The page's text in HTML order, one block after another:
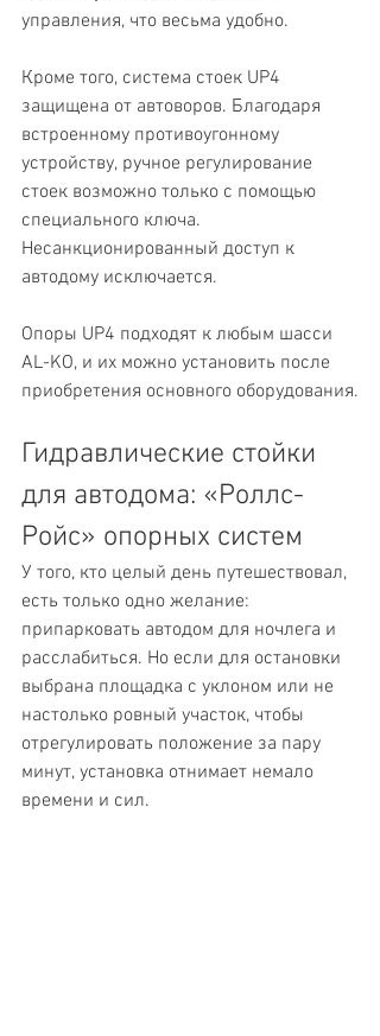
управления, что весьма удобно.
Кроме того, система стоек UP4
защищена от автоворов. Благодаря
встроенному противоугонному
устройству, ручное регулирование
стоек возможно только с помощью
специального ключа.
Несанкционированный доступ к
автодому исключается.
Опоры UP4 подходят к любым шасси
AL-KO, и их можно установить после
приобретения основного оборудования.
Гидравлические стойки
для автодома: «Роллс-
Ройс» опорных систем
У того, кто целый день путешествовал,
есть только одно желание:
припарковать автодом для ночлега и
расслабиться. Но если для остановки
выбрана площадка с уклоном или не
настолько ровный участок, чтобы
отрегулировать положение за пару
минут, установка отнимает немало
времени и сил.